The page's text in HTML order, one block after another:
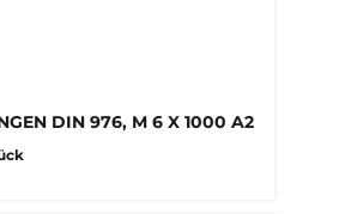
DIN 976, M 6 X 1000 A2